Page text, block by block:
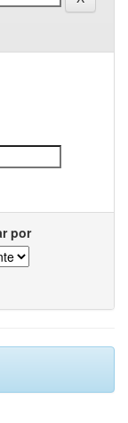
por